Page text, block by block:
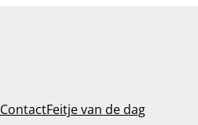
ContactFeitje van de dag